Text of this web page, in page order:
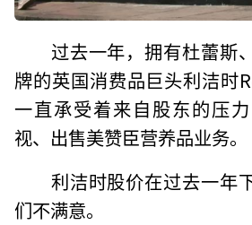
过去一年，拥有杜蕾斯
牌的英国消费品巨头利洁时
一直承受着来自股东的压
视、出售美赞臣营养品业务。
利洁时股价在过去一年
们不满意。